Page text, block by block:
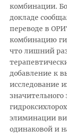
комбинации.
докладе
переводе в
комбинацию
что лишний
добавление к
исследование
элиминации
одинаковой и